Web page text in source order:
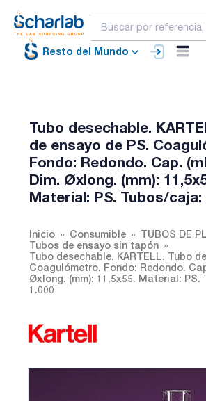
Resto del Mundo
Tubo desechable.
de ensayo de PS.
Fondo: Redondo. Cap.
Dim. Øxlong. (mm):
Material: PS. Tubos/caja:
Inicio Consumible
TUBOS DE
Tubos de ensayo sin tapón
Tubo desechable. KARTELL. Tubo
Coagulómetro. Fondo: Redondo.
Øxlong. (mm): 11,5x55. Material: PS.
1.000